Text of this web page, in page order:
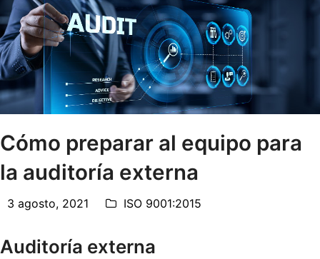
Cómo preparar al equipo para
la auditoría externa
3 agosto, 2021 ISO 9001:2015
Auditoría externa